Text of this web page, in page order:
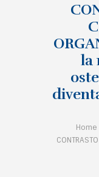
la
Home